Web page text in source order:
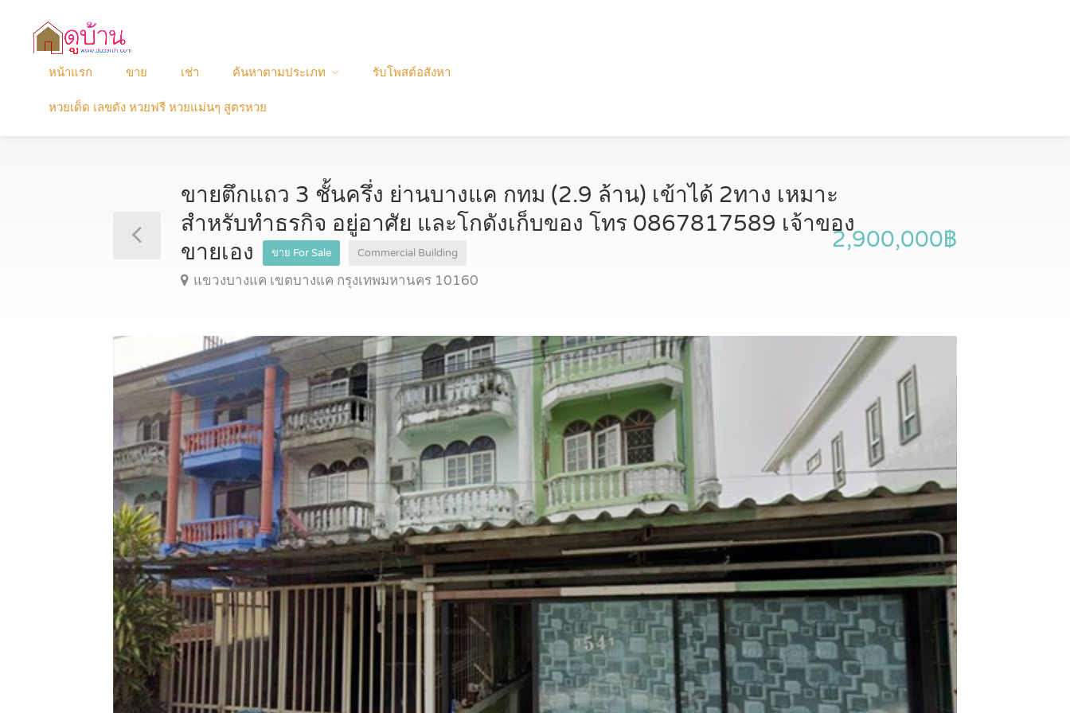
หน้าแรก ขาย เช่า ค้นหาตามประเภท รับโพสต์อสังหา
หวยเด็ด เลขดัง หวยฟรี หวยแม่นๆ สูตรหวย
ขายตึกแถว 3 ชั้นครึ่ง ย่านบางแค กทม (2.9 ล้าน) เข้าได้ 2ทาง เหมาะ
สำหรับทำธรกิจ อยู่อาศัย และโกดังเก็บของ โทร 0867817589 เจ้าของ
ขายเอง
ขาย For Sale Commercial Building
แขวงบางแค เขตบางแค กรุงเทพมหานคร 10160
2,900,000฿